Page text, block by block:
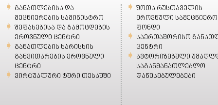
განათლებისა და
მეცნიერების სამინისტრო
შეფასებისა და გამოცდების
ეროვნული ცენტრი
განათლების ხარისხის
განვითარების ეროვნული
ცენტრი
ვირტუალური ტური თესაუში
შოთა რუსთაველის
ეროვნული სამეცნიერო
ფონდი
საერთაშორისო
ცენტრი
ავტორიზებული
საგანმანათლებლო
დაწესებულებები